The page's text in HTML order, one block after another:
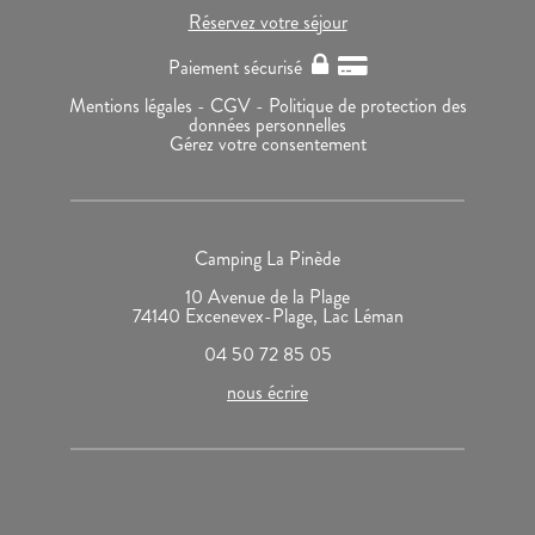
Réservez votre séjour
Paiement sécurisé
Mentions légales - CGV - Politique de protection des
données personnelles
Gérez votre consentement
Camping La Pinède
10 Avenue de la Plage
74140 Excenevex-Plage, Lac Léman
04 50 72 85 05
nous écrire